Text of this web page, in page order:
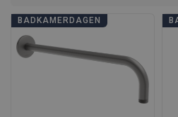
BADKAMERDAGEN